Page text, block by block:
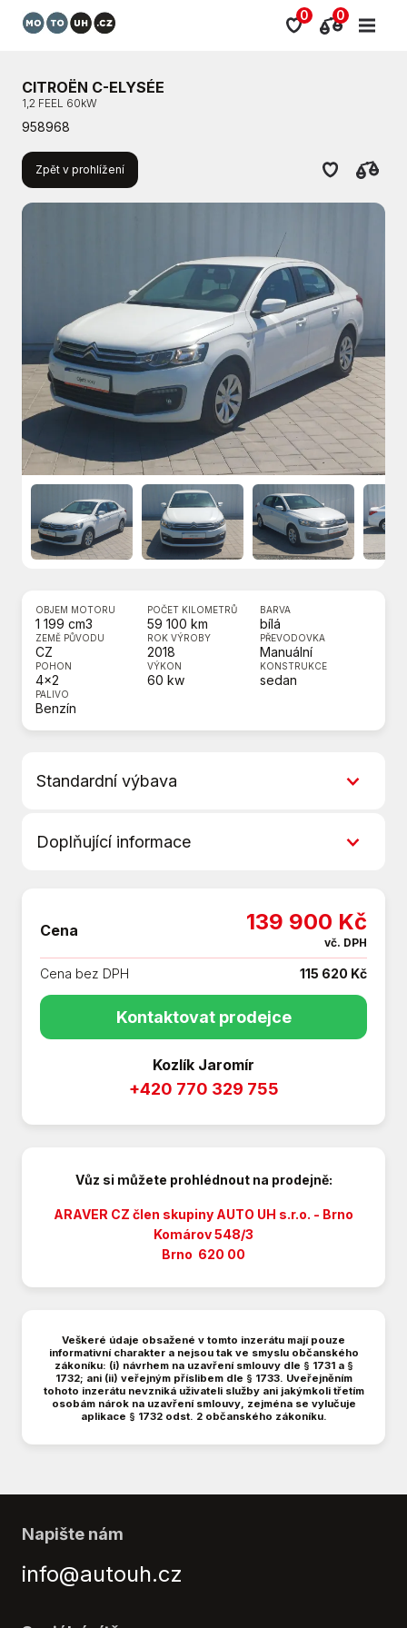
0 0
CITROËN C-ELYSÉE
1,2 FEEL 60kW
958968
Zpět v prohlížení
OBJEM MOTORU
1 199 cm3
POČET KILOMETRŮ
59 100 km
BARVA
bílá
ZEMĚ PŮVODU
CZ
ROK VÝROBY
2018
PŘEVODOVKA
Manuální
POHON
4x2
VÝKON
60 kw
KONSTRUKCE
sedan
PALIVO
Benzín
Standardní výbava
7x airbag
Apple CarPlay
Aut. klimatizace
Autorádio
Bezklíčové startování
Centrál dálkový
Deaktivace airbagu spolujezdce
Dělená zadní sedadla
EDS
Isofix
Klimatizace
LED denní svícení
Manuální převodovka
Palubní počítač
Posilovač řízení
Doplňující informace
Cena
139 900 Kč
vč. DPH
Cena bez DPH 115 620 Kč
Kontaktovat prodejce
Kozlík Jaromír
+420 770 329 755
Vůz si můžete prohlédnout na prodejně:
ARAVER CZ člen skupiny AUTO UH s.r.o. - Brno
Komárov 548/3
Brno 620 00
Veškeré údaje obsažené v tomto inzerátu mají pouze
informativní charakter a nejsou tak ve smyslu občanského
zákoníku: (i) návrhem na uzavření smlouvy dle § 1731 a §
1732; ani (ii) veřejným příslibem dle § 1733. Uveřejněním
tohoto inzerátu nevzniká uživateli služby ani jakýmkoli třetím
osobám nárok na uzavření smlouvy, zejména se vylučuje
aplikace § 1732 odst. 2 občanského zákoníku.
Napište nám
info@autouh.cz